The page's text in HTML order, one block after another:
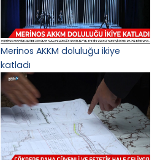
Merinos AKKM doluluğu ikiye
katladı